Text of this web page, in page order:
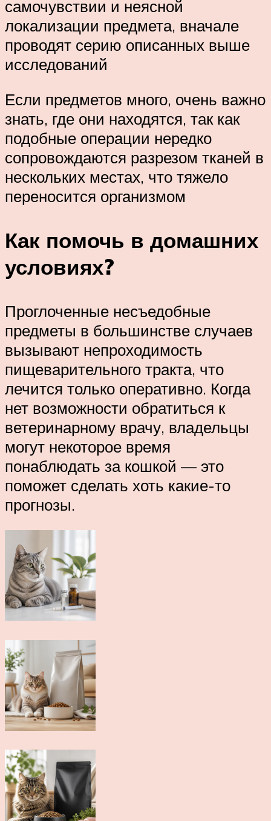
самочувствии и неясной
локализации предмета, вначале
проводят серию описанных выше
исследований
Если предметов много, очень важно
знать, где они находятся, так как
подобные операции нередко
сопровождаются разрезом тканей в
нескольких местах, что тяжело
переносится организмом
Как помочь в домашних
условиях?
Проглоченные несъедобные
предметы в большинстве случаев
вызывают непроходимость
пищеварительного тракта, что
лечится только оперативно. Когда
нет возможности обратиться к
ветеринарному врачу, владельцы
могут некоторое время
понаблюдать за кошкой — это
поможет сделать хоть какие-то
прогнозы.